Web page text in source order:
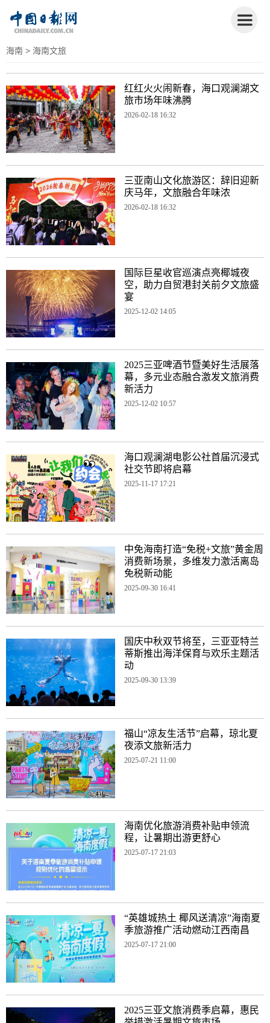
海南 > 海南文旅
红红火火闹新春，海口观澜湖文
旅市场年味沸腾
2026-02-18 16:32
三亚南山文化旅游区：辞旧迎新
庆马年，文旅融合年味浓
2026-02-18 16:32
国际巨星收官巡演点亮椰城夜
空，助力自贸港封关前夕文旅盛
宴
2025-12-02 14:05
2025三亚啤酒节暨美好生活展落
幕，多元业态融合激发文旅消费
新活力
2025-12-02 10:57
海口观澜湖电影公社首届沉浸式
社交节即将启幕
2025-11-17 17:21
中免海南打造“免税+文旅”黄金周
消费新场景，多维发力激活离岛
免税新动能
2025-09-30 16:41
国庆中秋双节将至，三亚亚特兰
蒂斯推出海洋保育与欢乐主题活
动
2025-09-30 13:39
福山“凉友生活节”启幕，琼北夏
夜添文旅新活力
2025-07-21 11:00
海南优化旅游消费补贴申领流
程，让暑期出游更舒心
2025-07-17 21:03
“英雄城热土 椰风送清凉”海南夏
季旅游推广活动燃动江西南昌
2025-07-17 21:00
2025三亚文旅消费季启幕，惠民